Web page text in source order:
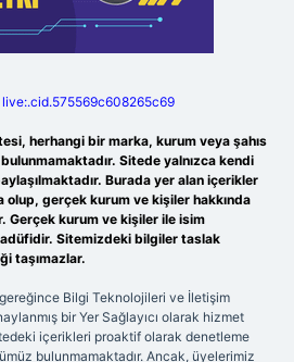
herhangi bir marka, kurum veya şahıs
Sitede yalnızca kendi
Burada yer alan içerikler
olup, gerçek kurum ve kişiler hakkında
Gerçek kurum ve kişiler ile isim
Sitemizdeki bilgiler taslak
taşımazlar.
Bilgi Teknolojileri ve İletişim
bir Yer Sağlayıcı olarak hizmet
içerikleri proaktif olarak denetleme
bulunmamaktadır. Ancak, üyelerimiz